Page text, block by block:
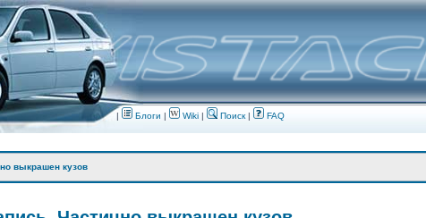
| Блоги | Wiki | Поиск| FAQ
выкрашен кузов